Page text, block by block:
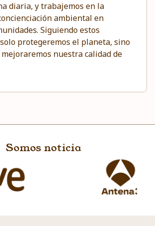
diaria, y trabajemos en la
ambiental en
Siguiendo estos
protegeremos el planeta, sino
nuestra calidad de
Somos noticia